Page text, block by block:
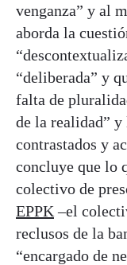
venganza” y al
aborda la
“deliberada” y
falta de
de la realidad”
contrastados y
concluye que lo
colectivo de
EPPK–el
reclusos de la
“encargado de